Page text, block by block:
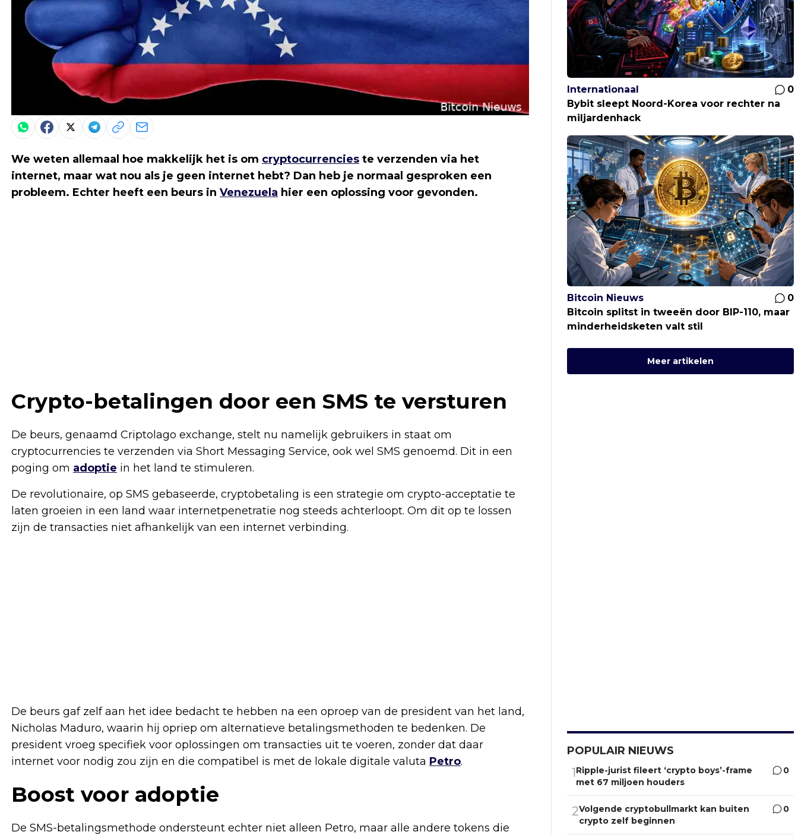
We weten allemaal hoe makkelijk het is om cryptocurrencies te verzenden via het
internet, maar wat nou als je geen internet hebt? Dan heb je normaal gesproken een
probleem. Echter heeft een beurs in Venezuela hier een oplossing voor gevonden.
Crypto-betalingen door een SMS te versturen
De beurs, genaamd Criptolago exchange, stelt nu namelijk gebruikers in staat om
cryptocurrencies te verzenden via Short Messaging Service, ook wel SMS genoemd. Dit in een
poging om adoptie in het land te stimuleren.
De revolutionaire, op SMS gebaseerde, cryptobetaling is een strategie om crypto-acceptatie te
laten groeien in een land waar internetpenetratie nog steeds achterloopt. Om dit op te lossen
zijn de transacties niet afhankelijk van een internet verbinding.
De beurs gaf zelf aan het idee bedacht te hebben na een oproep van de president van het land,
Nicholas Maduro, waarin hij opriep om alternatieve betalingsmethoden te bedenken. De
president vroeg specifiek voor oplossingen om transacties uit te voeren, zonder dat daar
internet voor nodig zou zijn en die compatibel is met de lokale digitale valuta Petro.
Boost voor adoptie
De SMS-betalingsmethode ondersteunt echter niet alleen Petro, maar alle andere tokens die
Internationaal
0
Bybit sleept Noord-Korea voor rechter na
miljardenhack
Bitcoin Nieuws
0
Bitcoin splitst in tweeën door BIP-110, maar
minderheidsketen valt stil
Meer artikelen
POPULAIR NIEUWS
1Ripple-jurist fileert ‘crypto boys’-frame
met 67 miljoen houders
0
2Volgende cryptobullmarkt kan buiten
crypto zelf beginnen
0